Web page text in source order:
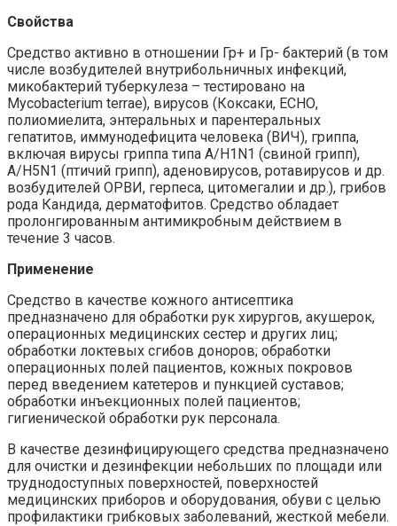
Свойства
Средство активно в отношении Гр+ и Гр- бактерий (в том
числе возбудителей внутрибольничных инфекций,
микобактерий туберкулеза – тестировано на
Mycobacterium terrae), вирусов (Коксаки, ЕСНО,
полиомиелита, энтеральных и парентеральных
гепатитов, иммунодефицита человека (ВИЧ), гриппа,
включая вирусы гриппа типа А/H1N1 (свиной грипп),
A/H5N1 (птичий грипп), аденовирусов, ротавирусов и др.
возбудителей ОРВИ, герпеса, цитомегалии и др.), грибов
рода Кандида, дерматофитов. Средство обладает
пролонгированным антимикробным действием в
течение 3 часов.
Применение
Средство в качестве кожного антисептика
предназначено для обработки рук хирургов, акушерок,
операционных медицинских сестер и других лиц;
обработки локтевых сгибов доноров; обработки
операционных полей пациентов, кожных покровов
перед введением катетеров и пункцией суставов;
обработки инъекционных полей пациентов;
гигиенической обработки рук персонала.
В качестве дезинфицирующего средства предназначено
для очистки и дезинфекции небольших по площади или
труднодоступных поверхностей, поверхностей
медицинских приборов и оборудования, обуви с целью
профилактики грибковых заболеваний, жесткой мебели.